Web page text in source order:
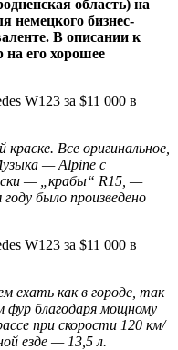
область) на
немецкого бизнес-
В описании к
на его хорошее
Все оригинальное,
— Alpine c
— „крабы“ R15, —
было произведено
ехать как в городе, так
фур благодаря мощному
при скорости 120 км/
езде — 13,5 л.